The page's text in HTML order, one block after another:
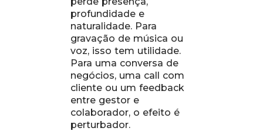
profundidade e
naturalidade. Para
gravação de música ou
voz, isso tem utilidade.
Para uma conversa de
negócios, uma call com
cliente ou um feedback
entre gestor e
colaborador, o efeito é
perturbador.